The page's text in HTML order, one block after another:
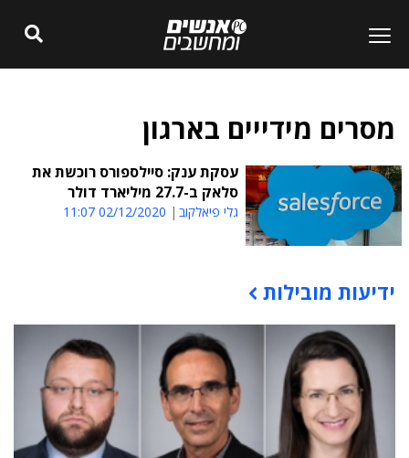
מסרים מידייים בארגון
עסקת ענק: סיילספורס רוכשת את
סלאק ב-27.7 מיליארד דולר
גלי פיאלקוב 02/12/2020 11:07
תוכן פרסומי
ידיעות מובילות